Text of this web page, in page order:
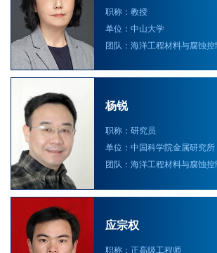
职称：教授
单位：中山大学
团队：海洋工程材料与腐蚀控
杨锐
职称：研究员
单位：中国科学院金属研究所
团队：海洋工程材料与腐蚀控
应宗权
职称：正高级工程师